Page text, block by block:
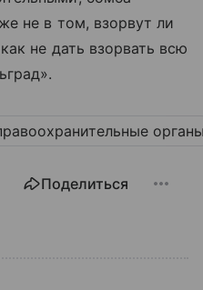
не в том, взорвут ли
не дать взорвать всю
Поделиться